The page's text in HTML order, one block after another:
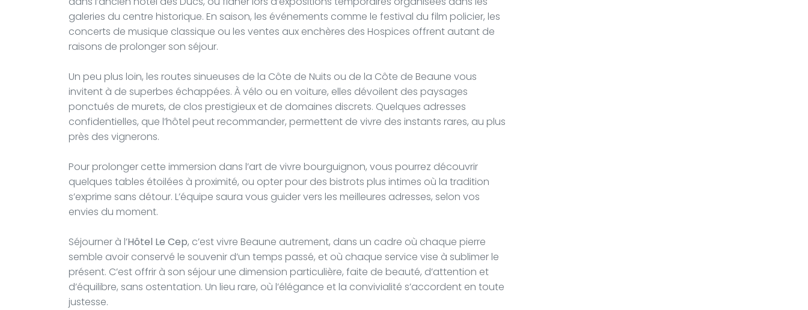
galeries du centre historique. En saison, les événements comme le festival du film policier, les
concerts de musique classique ou les ventes aux enchères des Hospices offrent autant de
raisons de prolonger son séjour.
Un peu plus loin, les routes sinueuses de la Côte de Nuits ou de la Côte de Beaune vous
invitent à de superbes échappées. À vélo ou en voiture, elles dévoilent des paysages
ponctués de murets, de clos prestigieux et de domaines discrets. Quelques adresses
confidentielles, que l’hôtel peut recommander, permettent de vivre des instants rares, au plus
près des vignerons.
Pour prolonger cette immersion dans l’art de vivre bourguignon, vous pourrez découvrir
quelques tables étoilées à proximité, ou opter pour des bistrots plus intimes où la tradition
s’exprime sans détour. L’équipe saura vous guider vers les meilleures adresses, selon vos
envies du moment.
Séjourner à l’Hôtel Le Cep, c’est vivre Beaune autrement, dans un cadre où chaque pierre
semble avoir conservé le souvenir d’un temps passé, et où chaque service vise à sublimer le
présent. C’est offrir à son séjour une dimension particulière, faite de beauté, d’attention et
d’équilibre, sans ostentation. Un lieu rare, où l’élégance et la convivialité s’accordent en toute
justesse.